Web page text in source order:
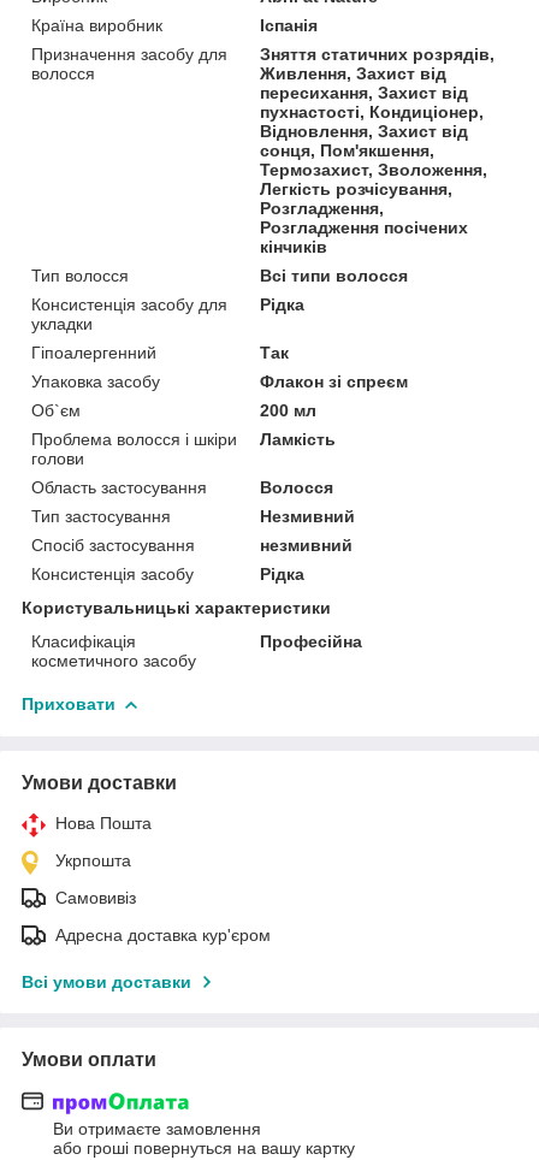
Країна виробник
Іспанія
Призначення засобу для
волосся
Зняття статичних розрядів,
Живлення, Захист від
пересихання, Захист від
пухнастості, Кондиціонер,
Відновлення, Захист від
сонця, Пом'якшення,
Термозахист, Зволоження,
Легкість розчісування,
Розгладження,
Розгладження посічених
кінчиків
Тип волосся
Всі типи волосся
Консистенція засобу для
укладки
Рідка
Гіпоалергенний
Так
Упаковка засобу
Флакон зі спреєм
Об`єм
200 мл
Проблема волосся і шкіри
голови
Ламкість
Область застосування
Волосся
Тип застосування
Незмивний
Спосіб застосування
незмивний
Консистенція засобу
Рідка
Користувальницькі характеристики
Класифікація
косметичного засобу
Професійна
Приховати
Умови доставки
Нова Пошта
Укрпошта
Самовивіз
Адресна доставка кур'єром
Всі умови доставки
Умови оплати
Ви отримаєте замовлення
або гроші повернуться на вашу картку